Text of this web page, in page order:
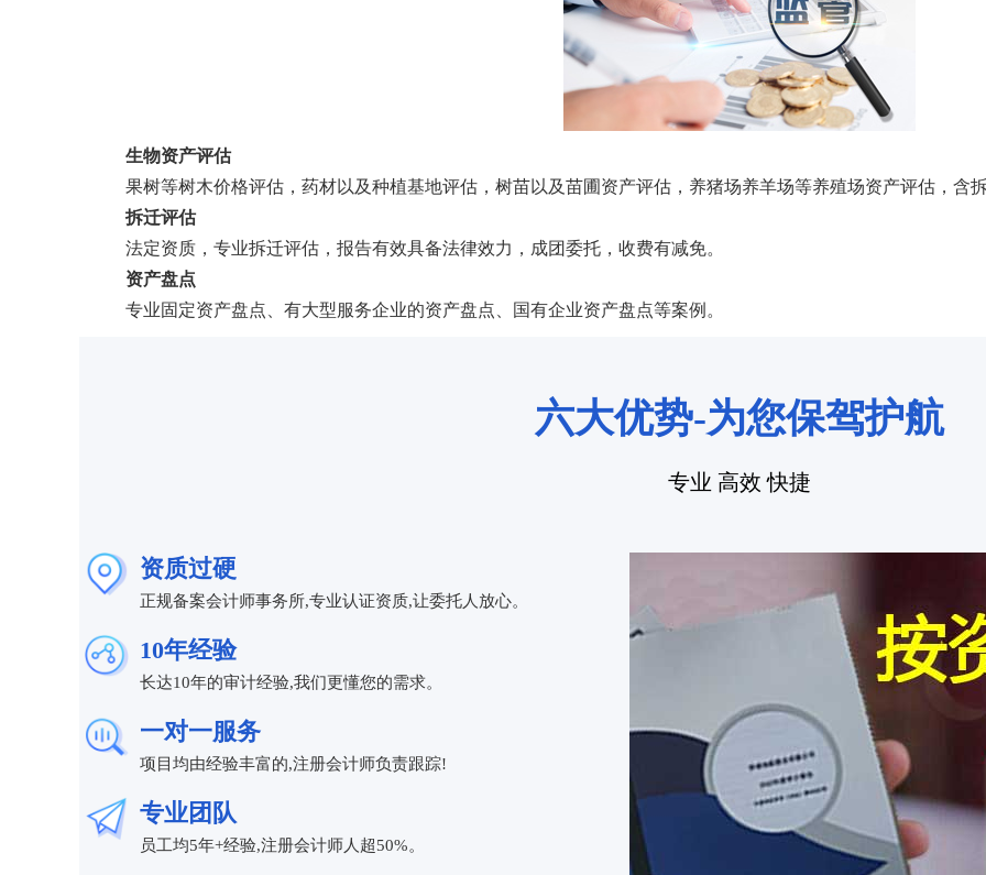
生物资产评估
果树等树木价格评估，药材以及种植基地评估，树苗以及苗圃资产评估，养猪场养羊场等养殖场资产评估，含
拆迁评估
法定资质，专业拆迁评估，报告有效具备法律效力，成团委托，收费有减免。
资产盘点
专业固定资产盘点、有大型服务企业的资产盘点、国有企业资产盘点等案例。
六大优势-为您保驾护航
专业 高效 快捷
资质过硬
正规备案会计师事务所,专业认证资质,让委托人放心。
10年经验
长达10年的审计经验,我们更懂您的需求。
一对一服务
项目均由经验丰富的,注册会计师负责跟踪!
专业团队
员工均5年+经验,注册会计师人超50%。